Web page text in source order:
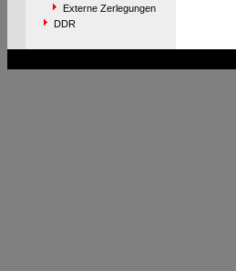
Externe Zerlegungen
DDR